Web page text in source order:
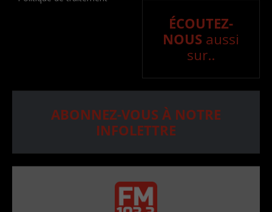
ÉCOUTEZ-
NOUS aussi
sur..
ABONNEZ-VOUS À NOTRE
INFOLETTRE